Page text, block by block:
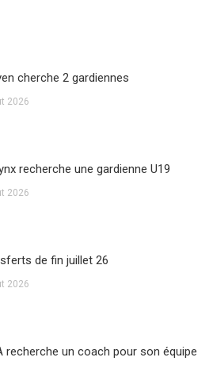
cherche 2 gardiennes
2026
recherche une gardienne U19
2026
de fin juillet 26
2026
recherche un coach pour son équipe